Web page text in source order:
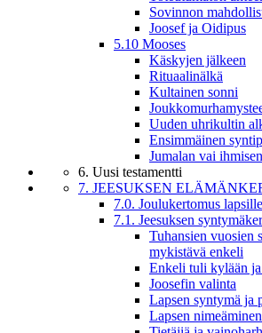
Sovinnon
Joosef ja Oidipus
5.10 Mooses
Käskyjen jälkeen
Rituaalinälkä
Kultainen sonni
Uuden uhrikultin
Ensimmäinen
Jumalan vai
6. Uusi testamentti
7. JEESUKSEN
7.0. Joulukertomus
7.1. Jeesuksen
Tuhansien vuosien
mykistävä enkeli
Enkeli tuli kylään
Joosefin valinta
Lapsen syntymä ja
Lapsen